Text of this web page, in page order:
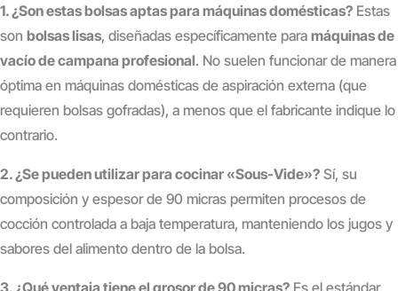
1. ¿Son estas bolsas aptas para máquinas domésticas? Estas
son bolsas lisas, diseñadas específicamente para máquinas de
vacío de campana profesional. No suelen funcionar de manera
óptima en máquinas domésticas de aspiración externa (que
requieren bolsas gofradas), a menos que el fabricante indique lo
contrario.
2. ¿Se pueden utilizar para cocinar «Sous-Vide»? Sí, su
composición y espesor de 90 micras permiten procesos de
cocción controlada a baja temperatura, manteniendo los jugos y
sabores del alimento dentro de la bolsa.
3. ¿Qué ventaja tiene el grosor de 90 micras? Es el estándar